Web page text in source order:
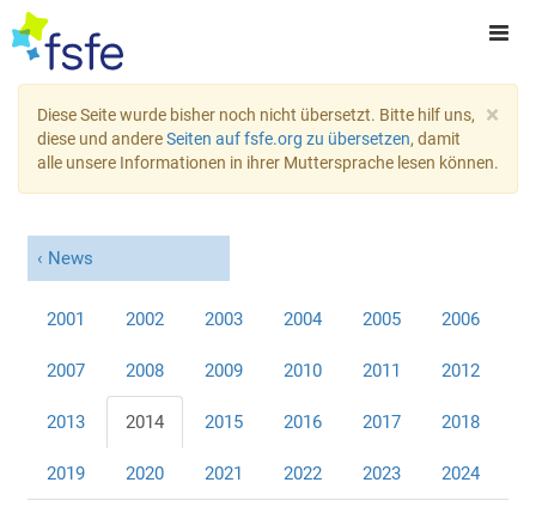
×
Diese Seite wurde bisher noch nicht übersetzt. Bitte hilf uns,
diese und andereSeiten auf fsfe.org zu übersetzen, damit
alle unsere Informationen in ihrer Muttersprache lesen können.
News
2001 2002 2003 2004 2005 2006
2007 2008 2009 2010 2011 2012
2013 2014 2015 2016 2017 2018
2019 2020 2021 2022 2023 2024